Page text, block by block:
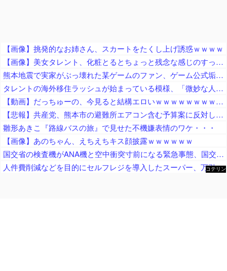
【画像】挑発的なお姉さん、スカートをたくし上げ誘惑ｗｗｗｗ
【画像】美女タレント、化粧とるとちょっと残念な感じのすっぴんになるｗｗｗ
熊本地震で実家がぶっ壊れた某ゲームのファン、ゲーム公式垢が投稿自粛を発表してしまうと……
タレントの海外移住ラッシュが始まっている模様、「微妙な人ばっかで憧れない」と指摘する声も……
【動画】だっちゅーの、今見ると結構エロいｗｗｗｗｗｗｗｗｗｗｗ
【悲報】共産党、熊本市の避難所エアコン含む予算案に反対していた「新庁舎などの巨額事業や暮らし優先の姿勢が不十分な予算全体には賛成できない」
雛形あきこ『路線バスの旅』で見せた不機嫌表情のワケ・・・
【画像】あのちゃん、えちえちキス顔披露ｗｗｗｗｗｗ
国交省の検査機がANA機と空中衝突寸前になる緊急事態、国交省側は己の非を頑として認めず……
人件費削減などを目的にセルフレジを導入したスーパー、万引き被害が急増 被害額は推定約５００万円
コテリン